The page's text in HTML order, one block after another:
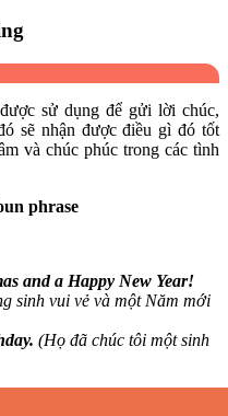
sử dụng để gửi lời chúc,
sẽ nhận được điều gì đó tốt
và chúc phúc trong các tình
phrase
and a Happy New Year!
sinh vui vẻ và một Năm mới
(Họ đã chúc tôi một sinh